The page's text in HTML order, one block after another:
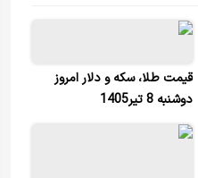
قیمت طلا، سکه و دلار امروز
دوشنبه 8 تیر1405